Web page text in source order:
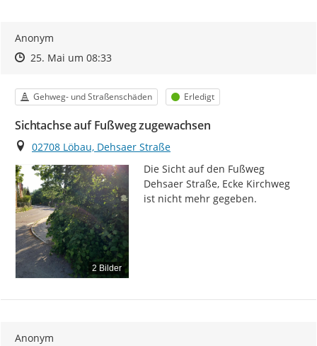
Anonym
Zeitpunkt des Erstellens
Zeitpunkt des Erstellens
25. Mai um 08:33Zur Äußerung
Kategorie
Gehweg- und Straßenschäden Status
Erledigt
Sichtachse auf Fußweg zugewachsen
Ort
02708 Löbau, Dehsaer Straße
2 Bilder
Die Sicht auf den Fußweg
Dehsaer Straße, Ecke Kirchweg
ist nicht mehr gegeben.
Anonym